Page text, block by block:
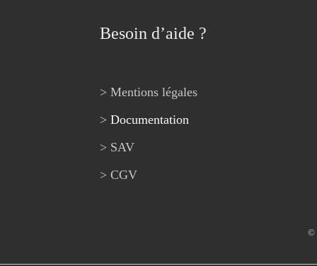
Besoin d’aide ?
> Mentions légales
> Documentation
> SAV
> CGV
©